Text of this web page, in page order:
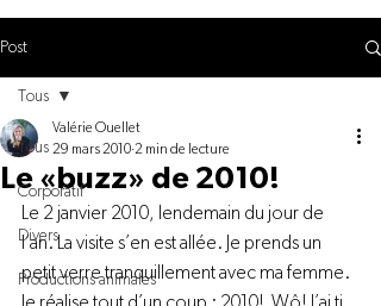
Post
Tous
Corporatif
Divers
Productions animales
Tous
Le «buzz» de 2010!
Valérie Ouellet
29 mars 2010 2 min de lecture
Le 2 janvier 2010, lendemain du jour de
l’an. La visite s’en est allée. Je prends un
petit verre tranquillement avec ma femme.